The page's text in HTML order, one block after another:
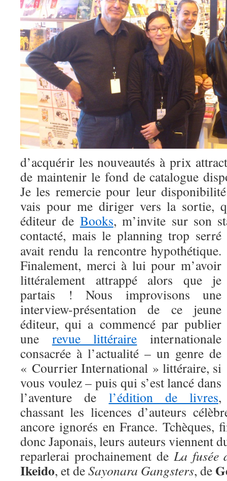
d’acquérir les nouveautés à prix
de maintenir le fond de catalogue
Je les remercie pour leur
vais pour me diriger vers la sortie,
éditeur de Books, m’invite sur son
contacté, mais le planning trop serré
avait rendu la rencontre hypothétique.
Finalement, merci à lui pour m’avoir
littéralement attrappé alors que je
partais ! Nous improvisons une
interview-présentation de ce jeune
éditeur, qui a commencé par publier
une revue littéraire internationale
consacrée à l’actualité – un genre de
« Courrier International » littéraire, si
vous voulez – puis qui s’est lancé dans
l’aventure de l’édition de livres,
chassant les licences d’auteurs
ancore ignorés en France. Tchèques,
donc Japonais, leurs auteurs viennent
reparlerai prochainement de La fusée
Ikeido, et deSayonara Gangsters, de